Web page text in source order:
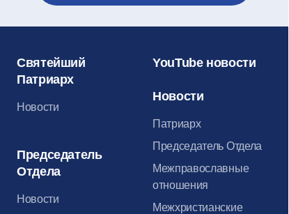
Святейший
Патриарх
Новости
Председатель
Отдела
Новости
YouTube новости
Новости
Патриарх
Председатель Отдела
Межправославные
отношения
Межхристианские